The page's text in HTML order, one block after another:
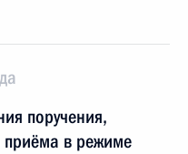
поручения,
приёма в режиме